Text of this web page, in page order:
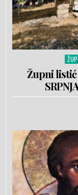
Župni listić